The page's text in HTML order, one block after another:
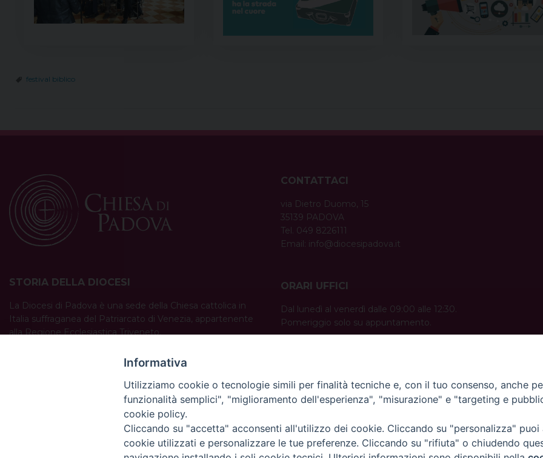
festival biblico
STORIA DELLA DIOCESI
La Diocesi di Padova è una sede della Chiesa cattolica in
Italia suffraganea del Patriarcato di Venezia, appartenente
alla Regione Ecclesiastica Triveneto.
Padova, Vicenza, Venezia, Treviso, Belluno.
CONTATTACI
via Dietro Duomo, 15
35139 PADOVA
Tel. 049 8226111
Email: info@diocesipadova.it
ORARI UFFICI
Dal lunedì al venerdì dalle 09:00 alle 12:30.
Pomeriggio solo su appuntamento.
Informativa
Utilizziamo cookie o tecnologie simili per finalità tecniche e, con il tuo consenso, anche
funzionalità semplici", "miglioramento dell'esperienza", "misurazione" e "targeting e
cookie policy.
Cliccando su "accetta" acconsenti all'utilizzo dei cookie. Cliccando su "personalizza"
cookie utilizzati e personalizzare le tue preferenze. Cliccando su "rifiuta" o chiudendo